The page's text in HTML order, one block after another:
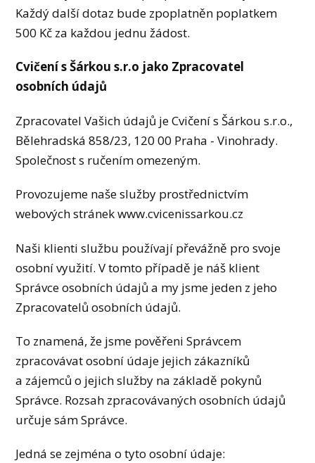
Každý další dotaz bude zpoplatněn poplatkem
500 Kč za každou jednu žádost.
Cvičení s Šárkou s.r.o jako Zpracovatel
osobních údajů
Zpracovatel Vašich údajů je Cvičení s Šárkou s.r.o.,
Bělehradská 858/23, 120 00 Praha - Vinohrady.
Společnost s ručením omezeným.
Provozujeme naše služby prostřednictvím
webových stránek www.cvicenissarkou.cz
Naši klienti službu používají převážně pro svoje
osobní využití. V tomto případě je náš klient
Správce osobních údajů a my jsme jeden z jeho
Zpracovatelů osobních údajů.
To znamená, že jsme pověřeni Správcem
zpracovávat osobní údaje jejich zákazníků
a zájemců o jejich služby na základě pokynů
Správce. Rozsah zpracovávaných osobních údajů
určuje sám Správce.
Jedná se zejména o tyto osobní údaje: